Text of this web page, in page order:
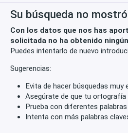
Su búsqueda no
Con los datos que nos has
solicitada no ha obtenido
Puedes intentarlo de nuevo
Sugerencias:
Evita de hacer búsquedas muy
Asegúrate de que tu
Prueba con diferentes palabras
Intenta con más palabras